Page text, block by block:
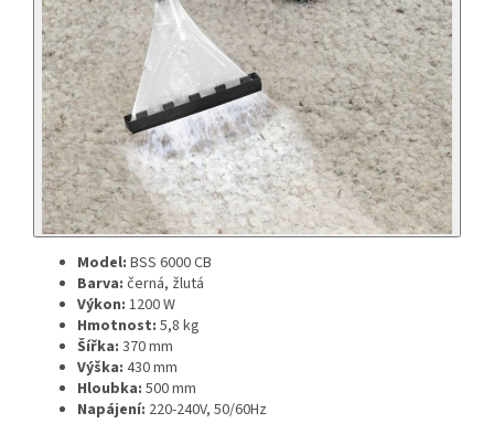
Model: BSS 6000 CB
Barva: černá, žlutá
Výkon: 1200 W
Hmotnost: 5,8 kg
Šířka: 370 mm
Výška: 430 mm
Hloubka: 500 mm
Napájení: 220-240V, 50/60Hz